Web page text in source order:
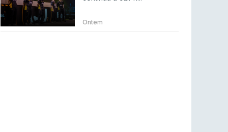
Betclic renova parceria com a RTP Arena para
a época 2026/27
Ontem